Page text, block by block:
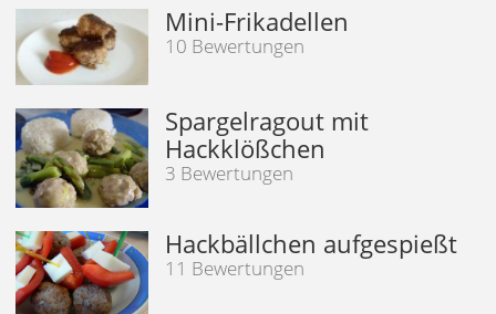
Mini-Frikadellen
10 Bewertungen
Spargelragout mit
Hackklößchen
3 Bewertungen
Hackbällchen aufgespießt
11 Bewertungen